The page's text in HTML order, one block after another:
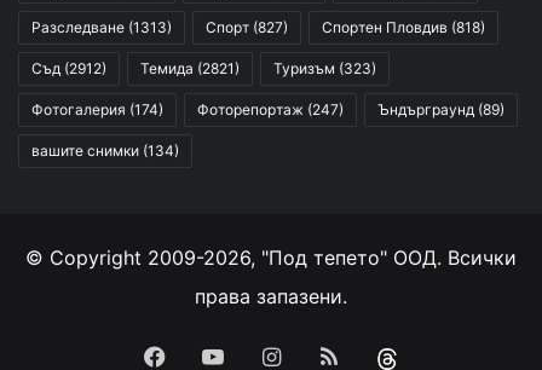
Разследване (1313) Спорт (827) Спортен Пловдив (818)
Съд (2912) Темида (2821) Туризъм (323)
Фотогалерия (174) Фоторепортаж (247) Ъндърграунд (89)
вашите снимки (134)
© Copyright 2009-2026, "Под тепето" ООД. Всички
права запазени.
FacebookYouTubeInstagram
RSS